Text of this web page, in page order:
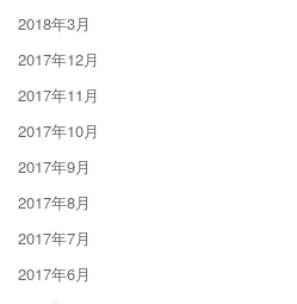
2018年3月
2017年12月
2017年11月
2017年10月
2017年9月
2017年8月
2017年7月
2017年6月